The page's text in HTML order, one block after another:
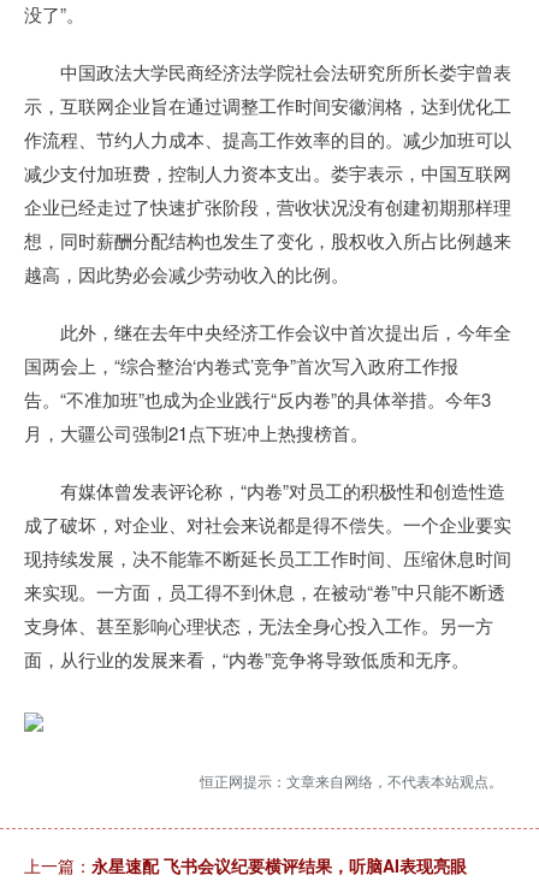
没了”。
中国政法大学民商经济法学院社会法研究所所长娄宇曾表
示，互联网企业旨在通过调整工作时间安徽润格，达到优化工
作流程、节约人力成本、提高工作效率的目的。减少加班可以
减少支付加班费，控制人力资本支出。娄宇表示，中国互联网
企业已经走过了快速扩张阶段，营收状况没有创建初期那样理
想，同时薪酬分配结构也发生了变化，股权收入所占比例越来
越高，因此势必会减少劳动收入的比例。
此外，继在去年中央经济工作会议中首次提出后，今年全
国两会上，“综合整治‘内卷式’竞争”首次写入政府工作报
告。“不准加班”也成为企业践行“反内卷”的具体举措。今年3
月，大疆公司强制21点下班冲上热搜榜首。
有媒体曾发表评论称，“内卷”对员工的积极性和创造性造
成了破坏，对企业、对社会来说都是得不偿失。一个企业要实
现持续发展，决不能靠不断延长员工工作时间、压缩休息时间
来实现。一方面，员工得不到休息，在被动“卷”中只能不断透
支身体、甚至影响心理状态，无法全身心投入工作。另一方
面，从行业的发展来看，“内卷”竞争将导致低质和无序。
恒正网提示：文章来自网络，不代表本站观点。
上一篇： 永星速配 飞书会议纪要横评结果，听脑AI表现亮眼